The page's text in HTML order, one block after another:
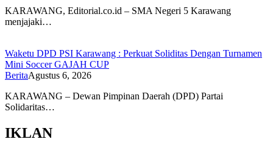
KARAWANG, Editorial.co.id – SMA Negeri 5 Karawang
menjajaki…
Waketu DPD PSI Karawang : Perkuat Soliditas Dengan Turnamen
Mini Soccer GAJAH CUP
BeritaAgustus 6, 2026
KARAWANG – Dewan Pimpinan Daerah (DPD) Partai
Solidaritas…
IKLAN